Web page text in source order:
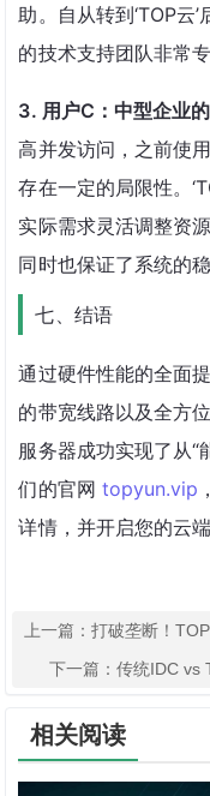
助。自从转到‘TOP云
的技术支持团队非常
3. 用户C：中型企业
高并发访问，之前使
存在一定的局限性。
实际需求灵活调整资
同时也保证了系统的
七、结语
通过硬件性能的全面
的带宽线路以及全方
服务器成功实现了从“
们的官网 topyun.vip
详情，并开启您的云
上一篇：打破垄断！
下一篇： 传统IDC vs
相关阅读